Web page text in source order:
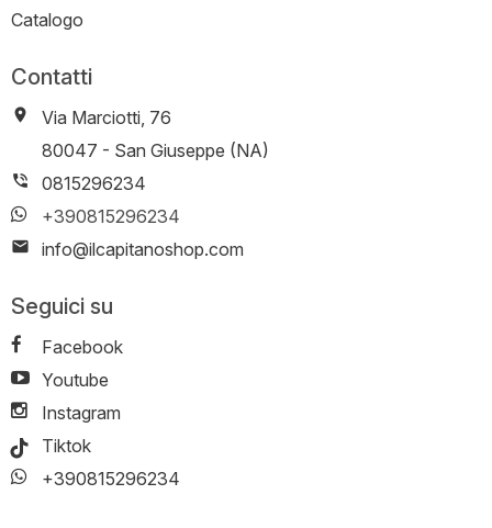
Catalogo
Contatti
Via Marciotti, 76
-
80047 - San Giuseppe (NA)
0815296234
+390815296234
info@ilcapitanoshop.com
Seguici su
Facebook
Youtube
Instagram
Tiktok
+390815296234